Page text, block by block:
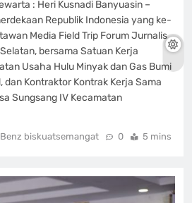
: Heri Kusnadi Banyuasin –
Republik Indonesia yang ke-
Media Field Trip Forum Jurnalis
bersama Satuan Kerja
Usaha Hulu Minyak dan Gas Bumi
dan Kontraktor Kontrak Kerja Sama
Sungsang IV Kecamatan
Benz biskuatsemangat 0 5 mins